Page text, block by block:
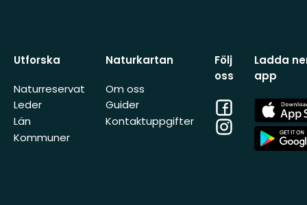
Utforska
Naturreservat
Leder
Län
Kommuner
Naturkartan
Om oss
Guider
Kontaktuppgifter
Följ
oss
Facebook
Instagram
Ladda
app
App
Store
App
Store